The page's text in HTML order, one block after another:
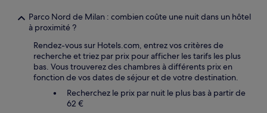
Parco Nord de Milan : combien coûte une nuit dans un hôtel
à proximité ?
Rendez-vous sur Hotels.com, entrez vos critères de
recherche et triez par prix pour afficher les tarifs les plus
bas. Vous trouverez des chambres à différents prix en
fonction de vos dates de séjour et de votre destination.
Recherchez le prix par nuit le plus bas à partir de
62 €